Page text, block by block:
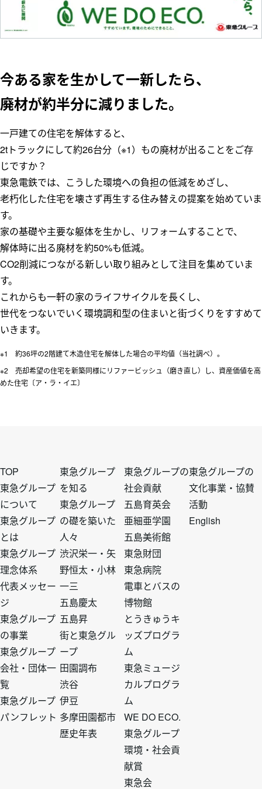
今ある家を生かして一新したら、
廃材が約半分に減りました。
一戸建ての住宅を解体すると、
2tトラックにして約26台分（※1）もの廃材が出ることをご存
じですか？
東急電鉄では、こうした環境への負担の低減をめざし、
老朽化した住宅を壊さず再生する住み替えの提案を始めていま
す。
家の基礎や主要な躯体を生かし、リフォームすることで、
解体時に出る廃材を約50%も低減。
CO2削減につながる新しい取り組みとして注目を集めていま
す。
これからも一軒の家のライフサイクルを長くし、
世代をつないでいく環境調和型の住まいと街づくりをすすめて
いきます。
※1 約36坪の2階建て木造住宅を解体した場合の平均値（当社調べ）。
※2 売却希望の住宅を新築同様にリファービッシュ（磨き直し）し、資産価値を高
めた住宅〔ア・ラ・イエ〕
フ
ッ
タ
ー
ト
ッ
プ
1
TOP
東急グループ
について
東急グループ
とは
東急グループ
理念体系
代表メッセー
ジ
東急グループ
の事業
東急グループ
会社・団体一
覧
東急グループ
パンフレット
フ
ッ
タ
ー
ト
ッ
プ
2
東急グループ
を知る
東急グループ
の礎を築いた
人々
渋沢栄一・矢
野恒太・小林
一三
五島慶太
五島昇
街と東急グル
ープ
田園調布
渋谷
伊豆
多摩田園都市
歴史年表
フ
ッ
タ
ー
ト
ッ
プ
3
東急グループの
社会貢献
五島育英会
亜細亜学園
五島美術館
東急財団
東急病院
電車とバスの
博物館
とうきゅうキ
ッズプログラ
ム
東急ミュージ
カルプログラ
ム
WE DO ECO.
東急グループ
環境・社会貢
献賞
東急会
フ
ッ
東急グループの
文化事業・協賛
活動
English